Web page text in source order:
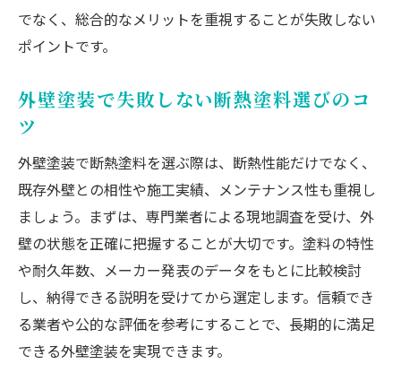
でなく、総合的なメリットを重視することが失敗しない
ポイントです。
外壁塗装で失敗しない断熱塗料選びのコ
ツ
外壁塗装で断熱塗料を選ぶ際は、断熱性能だけでなく、
既存外壁との相性や施工実績、メンテナンス性も重視し
ましょう。まずは、専門業者による現地調査を受け、外
壁の状態を正確に把握することが大切です。塗料の特性
や耐久年数、メーカー発表のデータをもとに比較検討
し、納得できる説明を受けてから選定します。信頼でき
る業者や公的な評価を参考にすることで、長期的に満足
できる外壁塗装を実現できます。